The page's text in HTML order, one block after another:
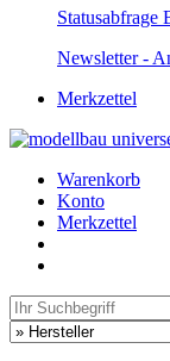
Statusabfrage
Newsletter -
Merkzettel
Warenkorb
Konto
Merkzettel